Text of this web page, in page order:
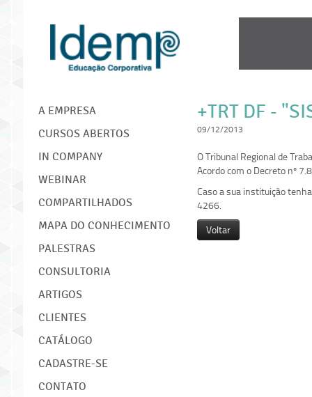
IDEMP
A EMPRESA
CURSOS ABERTOS
IN COMPANY
WEBINAR
COMPARTILHADOS
MAPA DO CONHECIMENTO
PALESTRAS
CONSULTORIA
ARTIGOS
CLIENTES
CATÁLOGO
CADASTRE-SE
CONTATO
+TRT DF -
09/12/2013
O Tribunal Regional de
Acordo com o Decreto nº
Caso a sua instituição
4266.
Voltar